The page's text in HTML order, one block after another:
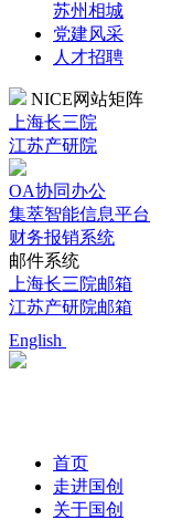
苏州相城
党建风采
人才招聘
NICE网站矩阵
上海长三院
江苏产研院
OA协同办公
集萃智能信息平台
财务报销系统
邮件系统
上海长三院邮箱
江苏产研院邮箱
English
首页
走进国创
关于国创